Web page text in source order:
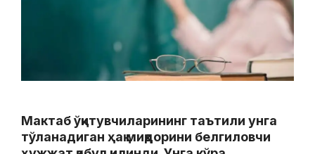
Мактаб ўқитувчиларининг таътили унга
тўланадиган ҳақ миқдорини белгиловчи